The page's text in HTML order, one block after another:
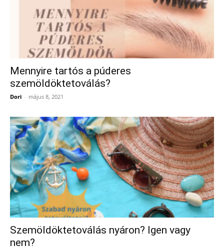
Mennyire tartós a púderes
szemöldöktetoválás?
Dori - május 8, 2021
Szemöldöktetoválás nyáron? Igen vagy
nem?